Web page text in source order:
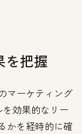
を把握
マーケティング
効果的なリー
かを経時的に確